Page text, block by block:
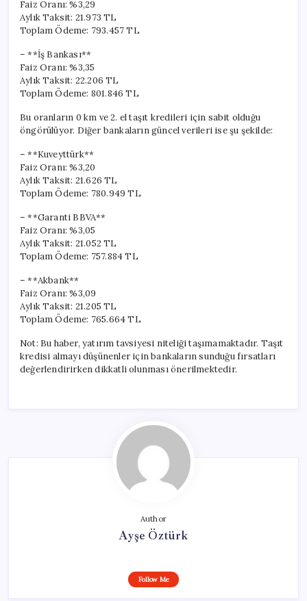
Faiz Oranı: %3,29
Aylık Taksit: 21.973 TL
Toplam Ödeme: 793.457 TL
– **İş Bankası**
Faiz Oranı: %3,35
Aylık Taksit: 22.206 TL
Toplam Ödeme: 801.846 TL
Bu oranların 0 km ve 2. el taşıt kredileri için sabit olduğu
öngörülüyor. Diğer bankaların güncel verileri ise şu şekilde:
– **Kuveyttürk**
Faiz Oranı: %3,20
Aylık Taksit: 21.626 TL
Toplam Ödeme: 780.949 TL
– **Garanti BBVA**
Faiz Oranı: %3,05
Aylık Taksit: 21.052 TL
Toplam Ödeme: 757.884 TL
– **Akbank**
Faiz Oranı: %3,09
Aylık Taksit: 21.205 TL
Toplam Ödeme: 765.664 TL
Not: Bu haber, yatırım tavsiyesi niteliği taşımamaktadır. Taşıt
kredisi almayı düşünenler için bankaların sunduğu fırsatları
değerlendirirken dikkatli olunması önerilmektedir.
Author
Ayşe Öztürk
Follow Me